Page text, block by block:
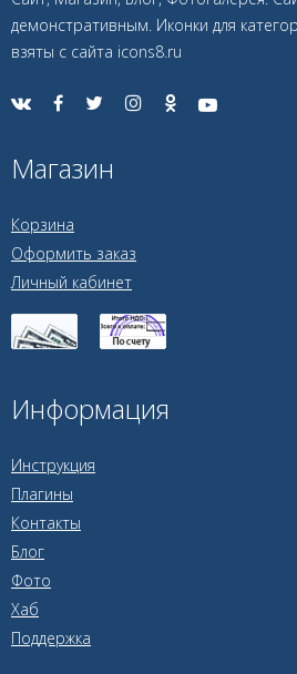
демонстративным. Иконки для
взяты с сайта icons8.ru
Магазин
Корзина
Оформить заказ
Личный кабинет
Информация
Инструкция
Плагины
Контакты
Блог
Фото
Хаб
Поддержка